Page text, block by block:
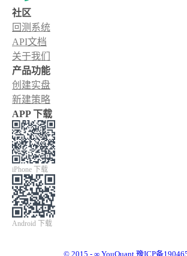
社区
回测系统
API文档
关于我们
产品功能
创建实盘
新建策略
APP 下载
iPhone 下载
Android 下载
© 2015 - ∞ YouQuant 豫ICP备